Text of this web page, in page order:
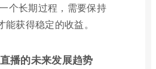
个长期过程，需要保持
获得稳定的收益。
播的未来发展趋势